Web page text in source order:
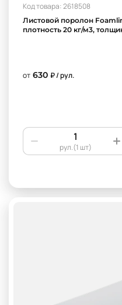
Поролон толстый
ппу 30 плотности
ппу
Код товара: 2618508
Листовой поролон
плотность 20 кг/м3,
от 630 ₽ / рул.
рул.(1 шт)